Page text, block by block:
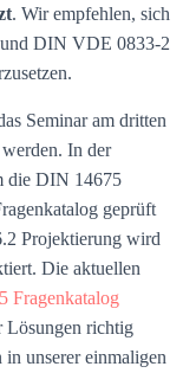
. Wir empfehlen, sich
DIN VDE 0833-2
Seminar am dritten
In der
die DIN 14675
geprüft
Projektierung wird
Die aktuellen
Fragenkatalog
Lösungen richtig
unserer einmaligen